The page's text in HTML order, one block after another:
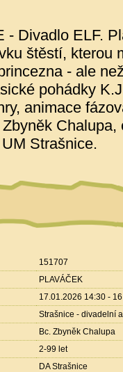
- Divadlo ELF.
štěstí, kterou
- ale
pohádky
animace
Strašnice.
151707
PLAVÁČEK
17.01.2026 14:30 -
Strašnice - divadelní
Bc. Zbyněk Chalupa
2-99 let
DA Strašnice